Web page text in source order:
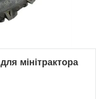
мінітрактора